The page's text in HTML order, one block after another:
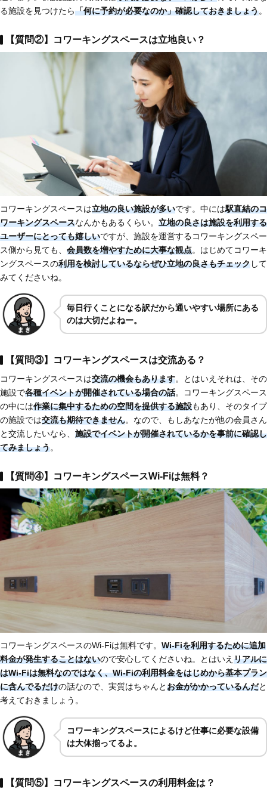
る施設を見つけたら「何に予約が必要なのか」確認しておきましょう。
【質問②】コワーキングスペースは立地良い？
コワーキングスペースは立地の良い施設が多いです。中には駅直結のコ
ワーキングスペースなんかもあるくらい。 立地の良さは施設を利用する
ユーザーにとっても嬉しいですが、施設を運営するコワーキングスペー
ス側から見ても、 会員数を増やすために大事な観点。はじめてコワーキ
ングスペースの利用を検討しているならぜひ立地の良さもチェックして
みてくださいね。
毎日行くことになる訳だから通いやすい場所にある
のは大切だよねー。
【質問③】コワーキングスペースは交流ある？
コワーキングスペースは交流の機会もあります。とはいえそれは、その
施設で各種イベントが開催されている場合の話。コワーキングスペース
の中には作業に集中するための空間を提供する施設もあり、そのタイプ
の施設では交流も期待できません。なので、もしあなたが他の会員さん
と交流したいなら、 施設でイベントが開催されているかを事前に確認し
てみましょう。
【質問④】コワーキングスペースWi-Fiは無料？
コワーキングスペースのWi-Fiは無料です。 Wi-Fiを利用するために追加
料金が発生することはないので安心してくださいね。とはいえ リアルに
はWi-Fiは無料なのではなく、Wi-Fiの利用料金をはじめから基本プラン
に含んでるだけの話なので、実質はちゃんとお金がかかっているんだと
考えておきましょう。
コワーキングスペースによるけど仕事に必要な設備
は大体揃ってるよ。
【質問⑤】コワーキングスペースの利用料金は？